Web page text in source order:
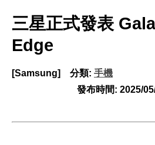
三星正式發表
Edge
[Samsung] 分類: 手機
發布時間: 2025/